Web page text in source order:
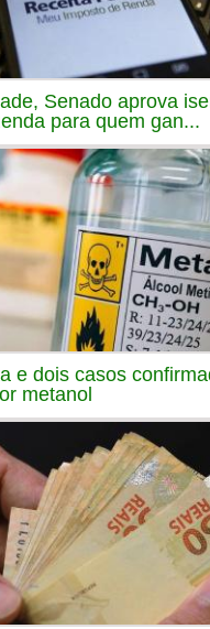
Senado aprova
para quem gan...
e dois casos
metanol